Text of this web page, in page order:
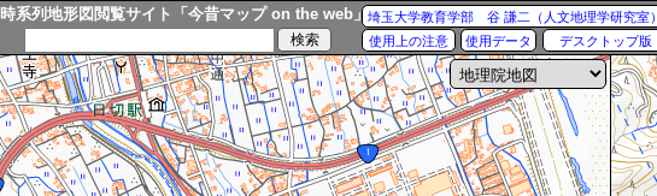
時系列地形図閲覧サイト「今昔マップ on the web」埼玉大学教育学部 谷 謙二（人文地理学研究室）
使用上の注意
使用データ デスクトップ版